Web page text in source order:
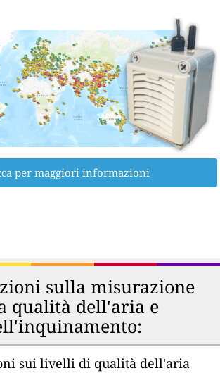
per maggiori informazioni
sulla misurazione
qualità dell'aria e
sui livelli di qualità dell'aria